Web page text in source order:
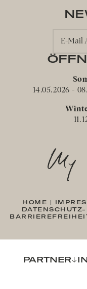
E-Mail
14.05.2026 -
HOME |
PARTNER